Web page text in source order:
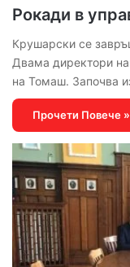
Рокади в
Крушарски се
Двама директори
на Томаш. Започва
Прочети Повече »